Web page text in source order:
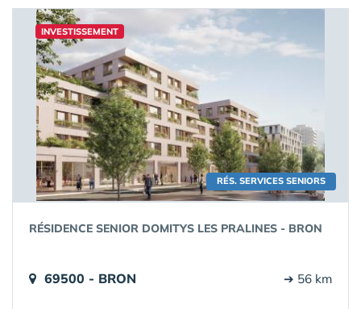
RÉS. SERVICES SENIORS
INVESTISSEMENT
RÉSIDENCE SENIOR DOMITYS LES PRALINES - BRON
69500 - BRON ➔ 56 km